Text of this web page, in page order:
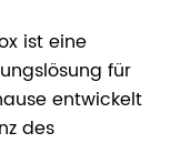
ist eine
für
entwickelt
des